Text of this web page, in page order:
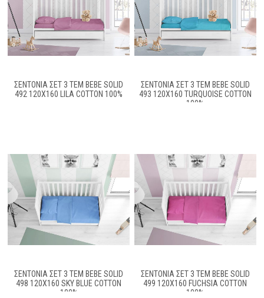
ΣΕΝΤΟΝΙΑ ΣΕΤ 3 ΤΕΜ BEBE SOLID
492 120X160 LILA COTTON 100%
ΣΕΝΤΟΝΙΑ ΣΕΤ 3 ΤΕΜ BEBE SOLID
493 120X160 TURQUOISE COTTON
100%
ΣΕΝΤΟΝΙΑ ΣΕΤ 3 ΤΕΜ BEBE SOLID
498 120X160 SKY BLUE COTTON
100%
ΣΕΝΤΟΝΙΑ ΣΕΤ 3 ΤΕΜ BEBE SOLID
499 120X160 FUCHSIA COTTON
100%